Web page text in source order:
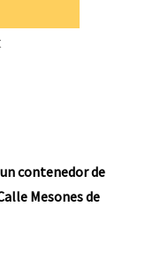
contenedor de
Mesones de